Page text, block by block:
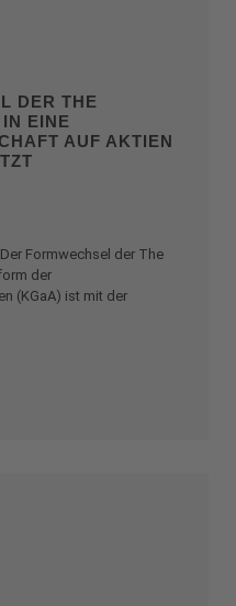
DER THE
EINE
AUF AKTIEN
Formwechsel der The
der
(KGaA) ist mit der